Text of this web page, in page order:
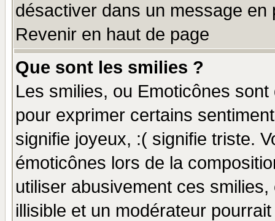
désactiver dans un message
Revenir en haut de page
Que sont les smilies ?
Les smilies, ou Emoticônes
pour exprimer certains
signifie joyeux, :( signifie triste.
émoticônes lors de la
utiliser abusivement ces
illisible et un modérateur